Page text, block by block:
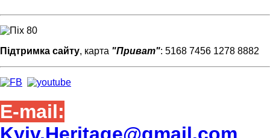
Підтримка сайту, карта "Приват": 5168 7456 1278 8882
E-mail: